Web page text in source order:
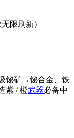
限刷新）
铋矿→铋合金、铁
紫 / 橙武器必备中